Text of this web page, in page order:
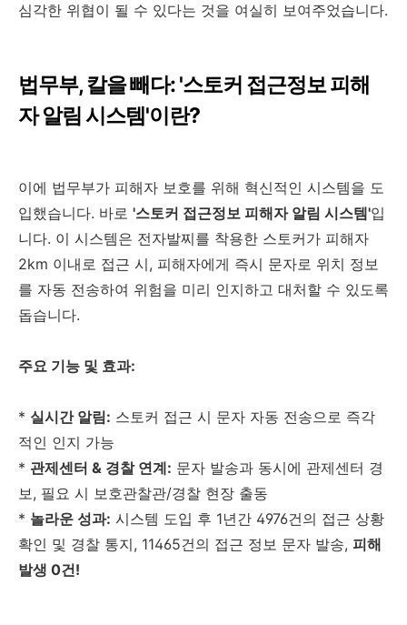
심각한 위협이 될 수 있다는 것을 여실히 보여주었습니다.
법무부, 칼을 빼다: '스토커 접근정보 피해
자 알림 시스템'이란?
이에 법무부가 피해자 보호를 위해 혁신적인 시스템을 도
입했습니다. 바로 '스토커 접근정보 피해자 알림 시스템'입
니다. 이 시스템은 전자발찌를 착용한 스토커가 피해자
2km 이내로 접근 시, 피해자에게 즉시 문자로 위치 정보
를 자동 전송하여 위험을 미리 인지하고 대처할 수 있도록
돕습니다.
주요 기능 및 효과:
* 실시간 알림: 스토커 접근 시 문자 자동 전송으로 즉각
적인 인지 가능
* 관제센터 & 경찰 연계: 문자 발송과 동시에 관제센터 경
보, 필요 시 보호관찰관/경찰 현장 출동
* 놀라운 성과: 시스템 도입 후 1년간 4976건의 접근 상황
확인 및 경찰 통지, 11465건의 접근 정보 문자 발송, 피해
발생 0건!